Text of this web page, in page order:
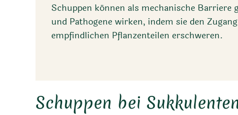
Schuppen können als mechanische Barriere
und Pathogene wirken, indem sie den
empfindlichen Pflanzenteilen erschweren.
Schuppen bei